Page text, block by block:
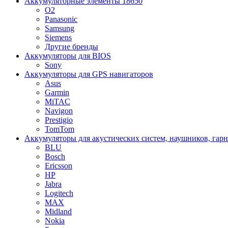
O2
Panasonic
Samsung
Siemens
Другие бренды
Аккумуляторы для BIOS
Sony
Аккумуляторы для GPS навигаторов
Asus
Garmin
MiTAC
Navigon
Prestigio
TomTom
Аккумуляторы для акустических систем, наушников,
BLU
Bosch
Ericsson
HP
Jabra
Logitech
MAX
Midland
Nokia